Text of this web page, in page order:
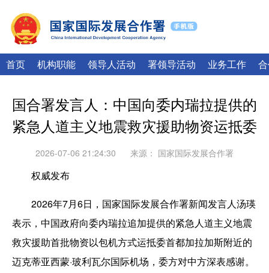
首页 机构职能 领导人活动 署领导活动 业务工作
国合署发言人：中国向委内瑞拉提供的
紧急人道主义地震救灾援助物资运抵委
2026-07-06 21:24:30 来源： 国家国际发展合作署
权威发布
2026年7月6日，国家国际发展合作署新闻发言人汤瑛
表示，中国政府向委内瑞拉追加提供的紧急人道主义地震
救灾援助首批物资以包机方式运抵委首都加拉加斯附近的
迈克蒂亚西蒙·玻利瓦尔国际机场，委方对中方深表感谢。